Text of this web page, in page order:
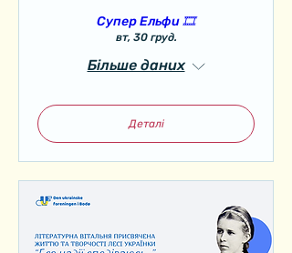
Супер Ельфи 🎞️
вт, 30 груд.
Більше даних
Деталі